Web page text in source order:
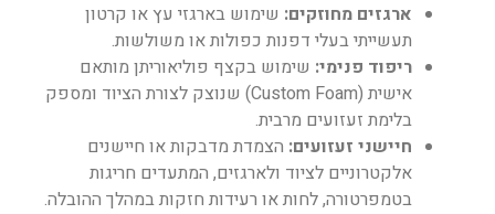
ארגזים מחוזקים: שימוש בארגזי עץ או קרטון
תעשייתי בעלי דפנות כפולות או משולשות.
ריפוד פנימי: שימוש בקצף פוליאוריתן מותאם
אישית (Custom Foam) שנוצק לצורת הציוד ומספק
בלימת זעזועים מרבית.
חיישני זעזועים: הצמדת מדבקות או חיישנים
אלקטרוניים לציוד ולארגזים, המתעדים חריגות
בטמפרטורה, לחות או רעידות חזקות במהלך ההובלה.